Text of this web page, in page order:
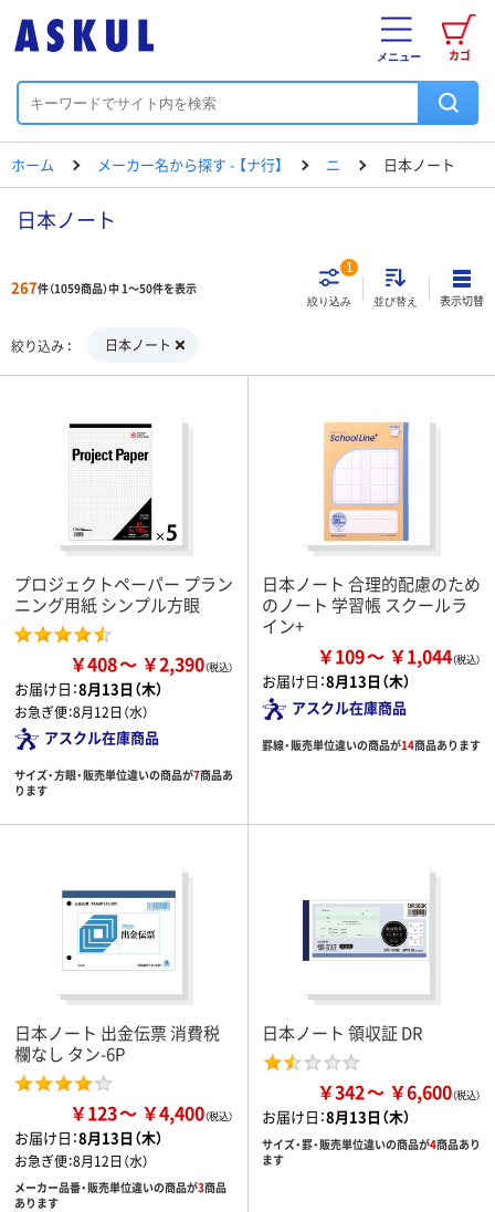
カゴ
メニュー
ホーム メーカー名から探す - 【ナ行】 ニ 日本ノート
日本ノート
267件（1059商品）中 1～50件を表示
絞り込み
1
並び替え 表示切替
絞り込み 日本ノート
プロジェクトペーパー プラン
ニング用紙 シンプル方眼
￥408 ￥2,390
お届け日：8月13日（木）
お急ぎ便：8月12日（水）
アスクル在庫商品
サイズ・方眼・販売単位違いの商品が7商品あ
ります
日本ノート 合理的配慮のため
のノート 学習帳 スクールラ
イン+
￥109 ￥1,044
お届け日：8月13日（木）
アスクル在庫商品
罫線・販売単位違いの商品が14商品あります
日本ノート 出金伝票 消費税
欄なし タン-6P
￥123 ￥4,400
お届け日：8月13日（木）
お急ぎ便：8月12日（水）
メーカー品番・販売単位違いの商品が3商品
あります
日本ノート 領収証 DR
￥342 ￥6,600
お届け日：8月13日（木）
サイズ・罫・販売単位違いの商品が4商品あり
ます